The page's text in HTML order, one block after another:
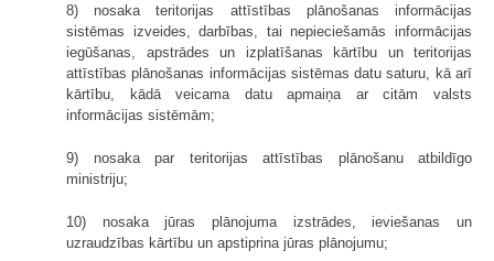
8) nosaka teritorijas attīstības plānošanas informācijas
sistēmas izveides, darbības, tai nepieciešamās informācijas
iegūšanas, apstrādes un izplatīšanas kārtību un teritorijas
attīstības plānošanas informācijas sistēmas datu saturu, kā arī
kārtību, kādā veicama datu apmaiņa ar citām valsts
informācijas sistēmām;
9) nosaka par teritorijas attīstības plānošanu atbildīgo
ministriju;
10) nosaka jūras plānojuma izstrādes, ieviešanas un
uzraudzības kārtību un apstiprina jūras plānojumu;